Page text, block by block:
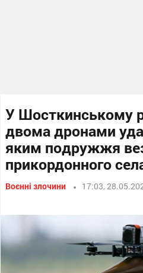
У Шосткинському
двома дронами
яким подружжя
прикордонного
Воєнні злочини 17:03,